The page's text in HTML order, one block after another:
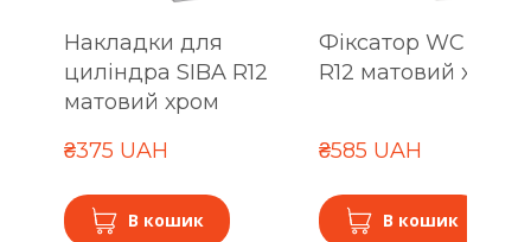
Накладки для
циліндра SIBA R12
матовий хром
₴375 UAH
В кошик
Фіксатор WC SIBA
R12 матовий хром
₴585 UAH
В кошик